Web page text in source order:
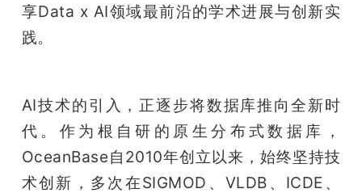
享Data x AI领域最前沿的学术进展与创新实
践。
AI技术的引入，正逐步将数据库推向全新时
代。作为根自研的原生分布式数据库，
OceanBase自2010年创立以来，始终坚持技
术创新，多次在SIGMOD、VLDB、ICDE、